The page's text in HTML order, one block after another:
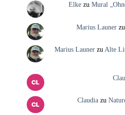
Elkezu Mural
Marius Launerzu
Marius Launerzu Alte
Claudiazu